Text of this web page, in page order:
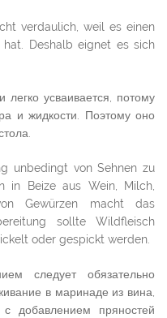
verdaulich, weil es einen
Deshalb eignet es sich
усваивается, потому
и жидкости. Поэтому оно
unbedingt von Sehnen zu
in Beize aus Wein, Milch,
Gewürzen macht das
sollte Wildfleisch
oder gespickt werden.
следует обязательно
в маринаде из вина,
добавлением пряностей